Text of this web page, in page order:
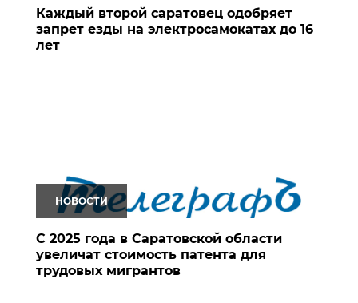
Каждый второй саратовец одобряет
запрет езды на электросамокатах до 16
лет
НОВОСТИ
С 2025 года в Саратовской области
увеличат стоимость патента для
трудовых мигрантов